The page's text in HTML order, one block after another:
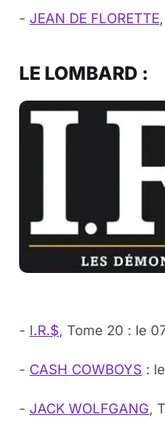
- JEAN DE FLORETTE
LE LOMBARD :
- I.R.$, Tome 20 : le
- CASH COWBOYS :
- JACK WOLFGANG,